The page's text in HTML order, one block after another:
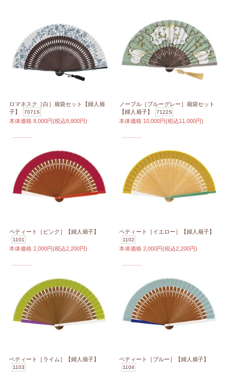
ロマネスク［白］扇袋セット【婦人扇
子】
7071S
本体価格 8,000円(税込8,800円)
ノーブル［ブルーグレー］扇袋セット
【婦人扇子】
7122S
本体価格 10,000円(税込11,000円)
ペティート［ピンク］【婦人扇子】
1101
本体価格 2,000円(税込2,200円)
ペティート［イエロー］【婦人扇子】
1102
本体価格 2,000円(税込2,200円)
ペティート［ライム］【婦人扇子】
1103
ペティート［ブルー］【婦人扇子】
1104